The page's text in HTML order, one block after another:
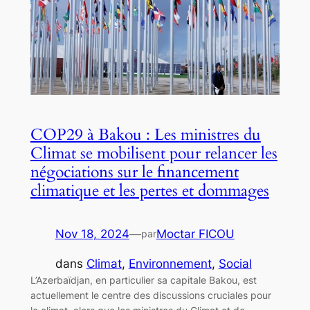
COP29 à Bakou : Les ministres du
Climat se mobilisent pour relancer les
négociations sur le financement
climatique et les pertes et dommages
Nov 18, 2024—parMoctar FICOU
dans Climat, Environnement, Social
L’Azerbaïdjan, en particulier sa capitale Bakou, est
actuellement le centre des discussions cruciales pour